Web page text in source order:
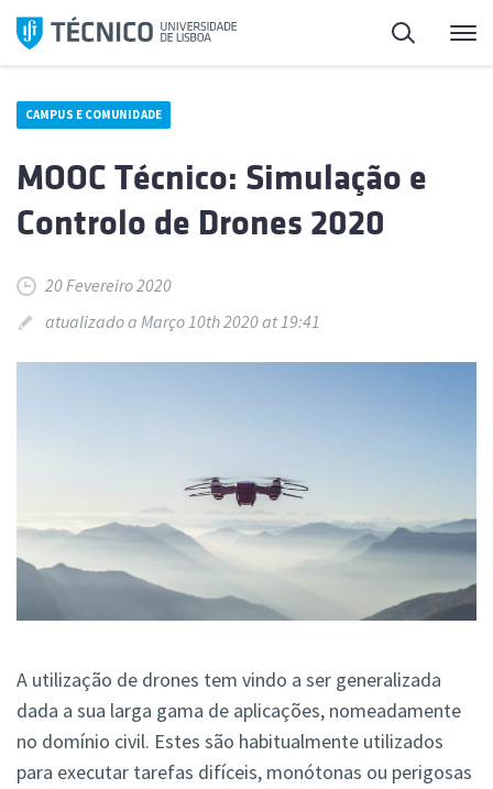
Saltar
para
Pesquisa
CAMPUS E COMUNIDADE
MOOC Técnico: Simulação e
Controlo de Drones 2020
20 Fevereiro 2020
atualizado a Março 10th 2020 at 19:41
A utilização de drones tem vindo a ser generalizada
dada a sua larga gama de aplicações, nomeadamente
no domínio civil. Estes são habitualmente utilizados
para executar tarefas difíceis, monótonas ou perigosas